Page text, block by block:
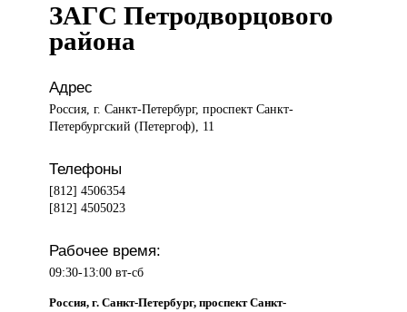
ЗАГС Петродворцового
района
Адрес
Россия, г. Санкт-Петербург, проспект Санкт-
Петербургский (Петергоф), 11
Телефоны
[812] 4506354
[812] 4505023
Рабочее время:
09:30-13:00 вт-сб
Россия, г. Санкт-Петербург, проспект Санкт-